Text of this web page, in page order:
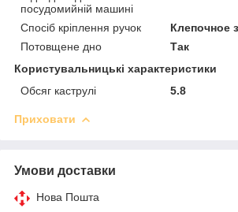
посудомийній машині
Спосіб кріплення ручок
Клепочное
Потовщене дно
Так
Користувальницькі характеристики
Обсяг каструлі
5.8
Приховати
Умови доставки
Нова Пошта